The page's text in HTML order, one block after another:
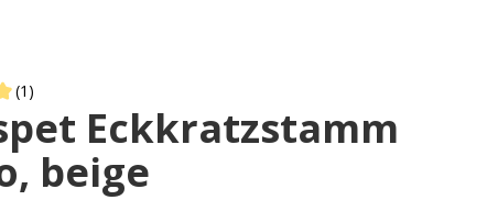
of 5 out of 5 stars
(1)
Eckkratzstamm
beige